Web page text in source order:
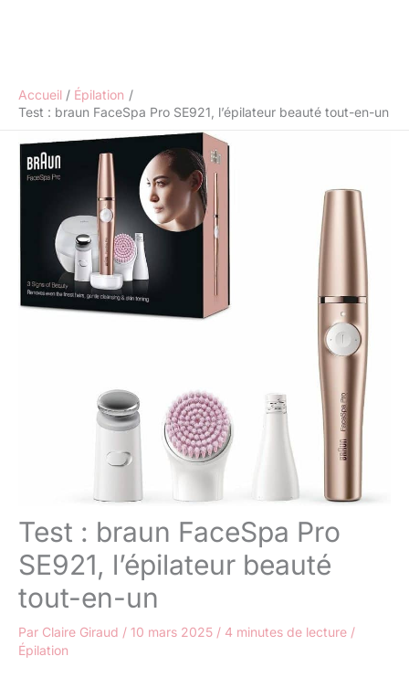
Accueil
Épilation
Test : braun FaceSpa Pro SE921, l’épilateur beauté tout-en-un
Test : braun FaceSpa Pro
SE921, l’épilateur beauté
tout-en-un
Par Claire Giraud / 10 mars 2025 / 4 minutes de lecture /
Épilation